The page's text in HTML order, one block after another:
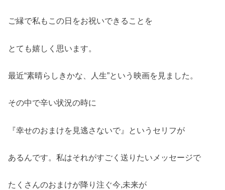
ご縁で私もこの日をお祝いできることを
とても嬉しく思います。
最近“素晴らしきかな、人生”という映画を見ました。
その中で辛い状況の時に
『幸せのおまけを見逃さないで』というセリフが
あるんです。私はそれがすごく送りたいメッセージで
たくさんのおまけが降り注ぐ今,未来が